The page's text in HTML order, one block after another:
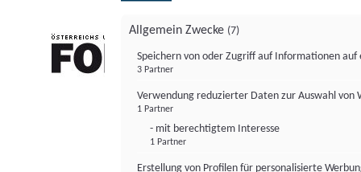
Allgemein Zwecke (7)
Speichern von oder Zugriff auf Informationen auf
3 Partner
Verwendung reduzierter Daten zur Auswahl von
1 Partner
- mit berechtigtem Interesse
1 Partner
Erstellung von Profilen für personalisierte
FONDS professionell